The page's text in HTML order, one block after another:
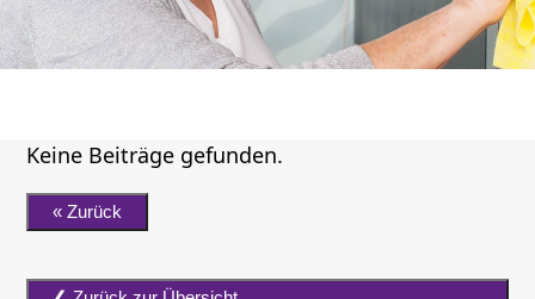
Keine Beiträge gefunden.